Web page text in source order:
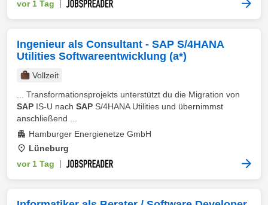
vor 1 Tag
Ingenieur als Consultant - SAP S/4HANA
Utilities Softwareentwicklung (a*)
Vollzeit
... Transformationsprojekts unterstützt du die Migration von
SAP IS-U nach SAP S/4HANA Utilities und übernimmst
anschließend ...
Hamburger Energienetze GmbH
Lüneburg
vor 1 Tag